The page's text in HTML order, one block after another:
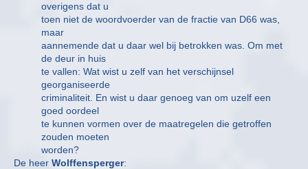
overigens dat u
toen niet de woordvoerder van de fractie van D66 was,
maar
aannemende dat u daar wel bij betrokken was. Om met
de deur in huis
te vallen: Wat wist u zelf van het verschijnsel
georganiseerde
criminaliteit. En wist u daar genoeg van om uzelf een
goed oordeel
te kunnen vormen over de maatregelen die getroffen
zouden moeten
worden?
De heer Wolffensperger: